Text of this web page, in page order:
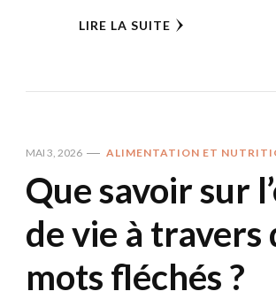
LIRE LA SUITE
MAI 3, 2026 ALIMENTATION ET
Que savoir sur
de vie à travers
mots fléchés ?